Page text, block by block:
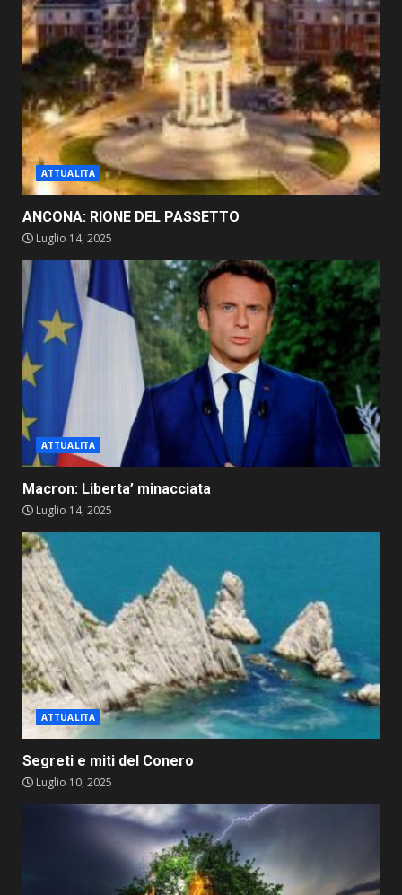
ATTUALITA
ANCONA: RIONE DEL PASSETTO
Luglio 14, 2025
ATTUALITA
Macron: Liberta’ minacciata
Luglio 14, 2025
ATTUALITA
Segreti e miti del Conero
Luglio 10, 2025